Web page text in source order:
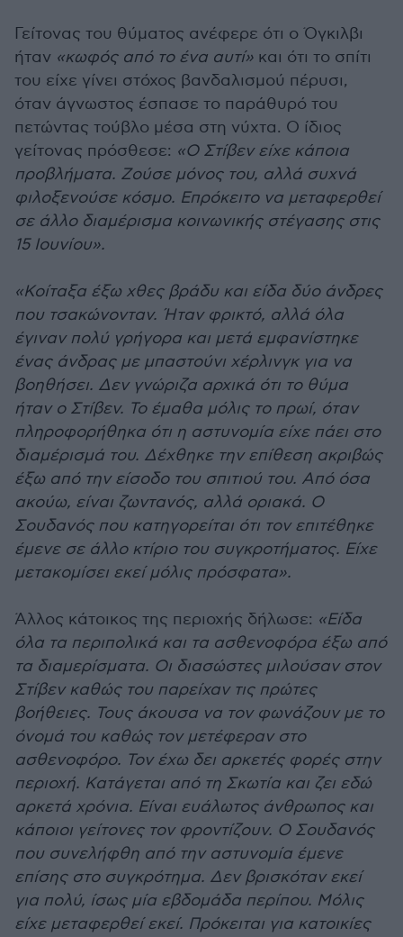
Γείτονας του θύματος ανέφερε ότι ο Όγκιλβι
ήταν «κωφός από το ένα αυτί» και ότι το σπίτι
του είχε γίνει στόχος βανδαλισμού πέρυσι,
όταν άγνωστος έσπασε το παράθυρό του
πετώντας τούβλο μέσα στη νύχτα. Ο ίδιος
γείτονας πρόσθεσε: «Ο Στίβεν είχε κάποια
προβλήματα. Ζούσε μόνος του, αλλά συχνά
φιλοξενούσε κόσμο. Επρόκειτο να μεταφερθεί
σε άλλο διαμέρισμα κοινωνικής στέγασης στις
15 Ιουνίου».
«Κοίταξα έξω χθες βράδυ και είδα δύο άνδρες
που τσακώνονταν. Ήταν φρικτό, αλλά όλα
έγιναν πολύ γρήγορα και μετά εμφανίστηκε
ένας άνδρας με μπαστούνι χέρλινγκ για να
βοηθήσει. Δεν γνώριζα αρχικά ότι το θύμα
ήταν ο Στίβεν. Το έμαθα μόλις το πρωί, όταν
πληροφορήθηκα ότι η αστυνομία είχε πάει στο
διαμέρισμά του. Δέχθηκε την επίθεση ακριβώς
έξω από την είσοδο του σπιτιού του. Από όσα
ακούω, είναι ζωντανός, αλλά οριακά. Ο
Σουδανός που κατηγορείται ότι τον επιτέθηκε
έμενε σε άλλο κτίριο του συγκροτήματος. Είχε
μετακομίσει εκεί μόλις πρόσφατα».
Άλλος κάτοικος της περιοχής δήλωσε: «Είδα
όλα τα περιπολικά και τα ασθενοφόρα έξω από
τα διαμερίσματα. Οι διασώστες μιλούσαν στον
Στίβεν καθώς του παρείχαν τις πρώτες
βοήθειες. Τους άκουσα να τον φωνάζουν με το
όνομά του καθώς τον μετέφεραν στο
ασθενοφόρο. Τον έχω δει αρκετές φορές στην
περιοχή. Κατάγεται από τη Σκωτία και ζει εδώ
αρκετά χρόνια. Είναι ευάλωτος άνθρωπος και
κάποιοι γείτονες τον φροντίζουν. Ο Σουδανός
που συνελήφθη από την αστυνομία έμενε
επίσης στο συγκρότημα. Δεν βρισκόταν εκεί
για πολύ, ίσως μία εβδομάδα περίπου. Μόλις
είχε μεταφερθεί εκεί. Πρόκειται για κατοικίες